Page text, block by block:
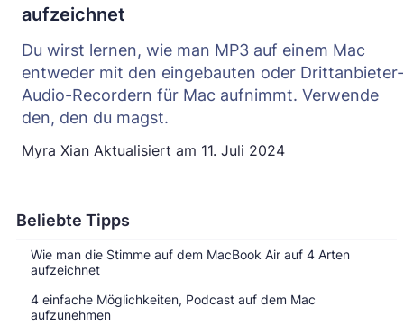
Beliebte Tipps
Wie man die Stimme auf dem MacBook Air auf 4 Arten
aufzeichnet
4 einfache Möglichkeiten, Podcast auf dem Mac
aufzunehmen
aufzeichnet
Du wirst lernen, wie man MP3 auf einem Mac
entweder mit den eingebauten oder Drittanbieter-
Audio-Recordern für Mac aufnimmt. Verwende
den, den du magst.
Myra Xian Aktualisiert am 11. Juli 2024